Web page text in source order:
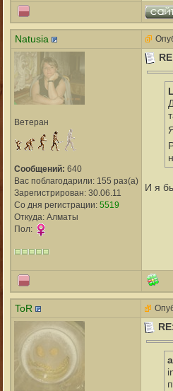
Natusia
Ветеран
Сообщений: 640
Вас поблагодарили: 155 раз(а)
Зарегистрирован: 30.06.11
Со дня регистрации: 5519
Откуда: Алматы
Пол:
И я
ToR